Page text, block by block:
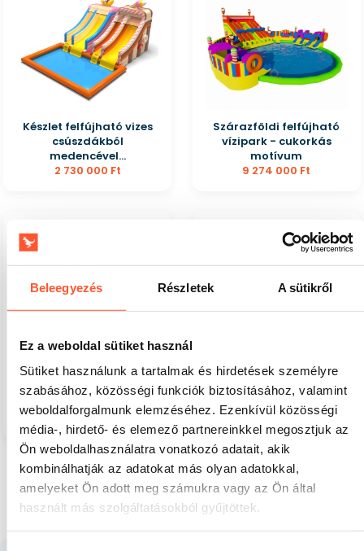
Beleegyezés Részletek A sütikről
Ez a weboldal sütiket használ
Sütiket használunk a tartalmak és hirdetések személyre
szabásához, közösségi funkciók biztosításához, valamint
weboldalforgalmunk elemzéséhez. Ezenkívül közösségi
média-, hirdető- és elemező partnereinkkel megosztjuk az
Ön weboldalhasználatra vonatkozó adatait, akik
kombinálhatják az adatokat más olyan adatokkal,
amelyeket Ön adott meg számukra vagy az Ön által
használt más szolgáltatásokból gyűjtöttek.
Készlet felfújható vizes
csúszdákból
medencével...
2 730 000 Ft
Szárazföldi felfújható
vízipark - cukorkás
motívum
9 274 000 Ft
Felfújható ugrálóvár
4,5x3,6 cukorkás
témában
706 000 Ft
Felfújható
akadálypálya Cukorka
- 30 m
2 984 000 Ft